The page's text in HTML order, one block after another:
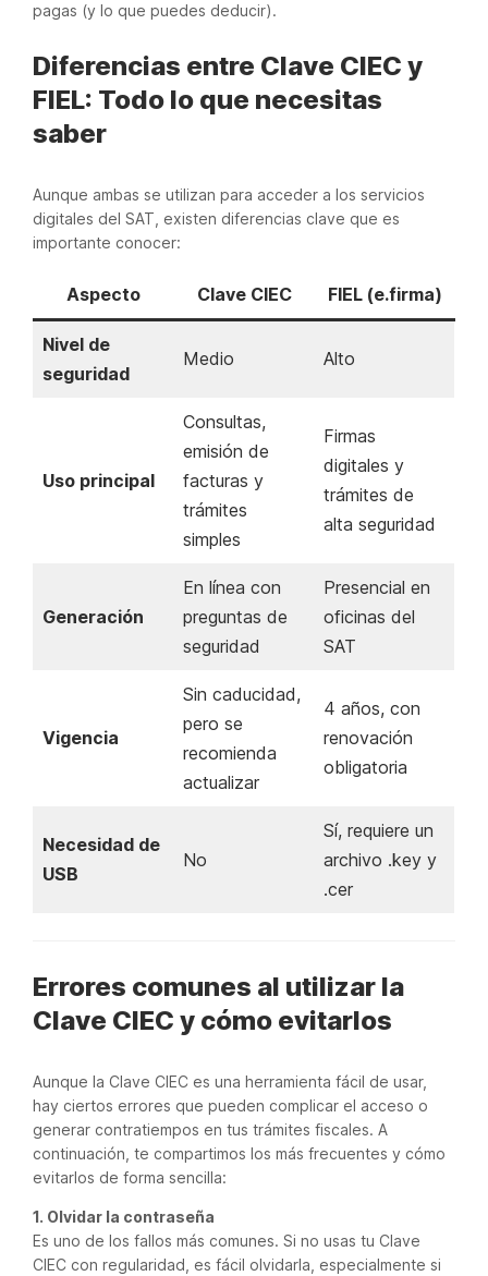
pagas (y lo que puedes deducir).
Diferencias entre Clave CIEC y
FIEL: Todo lo que necesitas
saber
Aunque ambas se utilizan para acceder a los servicios
digitales del SAT, existen diferencias clave que es
importante conocer:
Aspecto Clave CIEC FIEL (e.firma)
Nivel de
seguridad
Medio Alto
Uso principal
Consultas,
emisión de
facturas y
trámites
simples
Firmas
digitales y
trámites de
alta seguridad
Generación
En línea con
preguntas de
seguridad
Presencial en
oficinas del
SAT
Vigencia
Sin caducidad,
pero se
recomienda
actualizar
4 años, con
renovación
obligatoria
Necesidad de
USB
No
Sí, requiere un
archivo .key y
.cer
Errores comunes al utilizar la
Clave CIEC y cómo evitarlos
Aunque la Clave CIEC es una herramienta fácil de usar,
hay ciertos errores que pueden complicar el acceso o
generar contratiempos en tus trámites fiscales. A
continuación, te compartimos los más frecuentes y cómo
evitarlos de forma sencilla:
1. Olvidar la contraseña
Es uno de los fallos más comunes. Si no usas tu Clave
CIEC con regularidad, es fácil olvidarla, especialmente si